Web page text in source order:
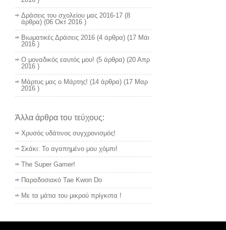
Δράσεις του σχολείου μας 2016-17 (8
άρθρα) (06 Οκτ 2016 )
Βιωματικές Δράσεις 2016 (4 άρθρα) (17 Μάι
2016 )
Ο μοναδικός εαυτός μου! (5 άρθρα) (20 Απρ
2016 )
Μάρτυς μας ο Μάρτης! (14 άρθρα) (17 Μαρ
2016 )
Άλλα άρθρα του τεύχους:
Χρυσός υδάτινος συγχρονισμός!
Σκάκι: Το αγαπημένο μου χόμπι!
The Super Gamer!
Παραδοσιακό Tae Kwon Do
Με τα μάτια του μικρού πρίγκιπα !